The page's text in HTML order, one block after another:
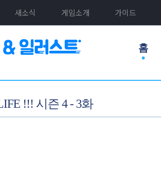
새소식 게임소개 가이드
홈
!!! 시즌 4 - 3화